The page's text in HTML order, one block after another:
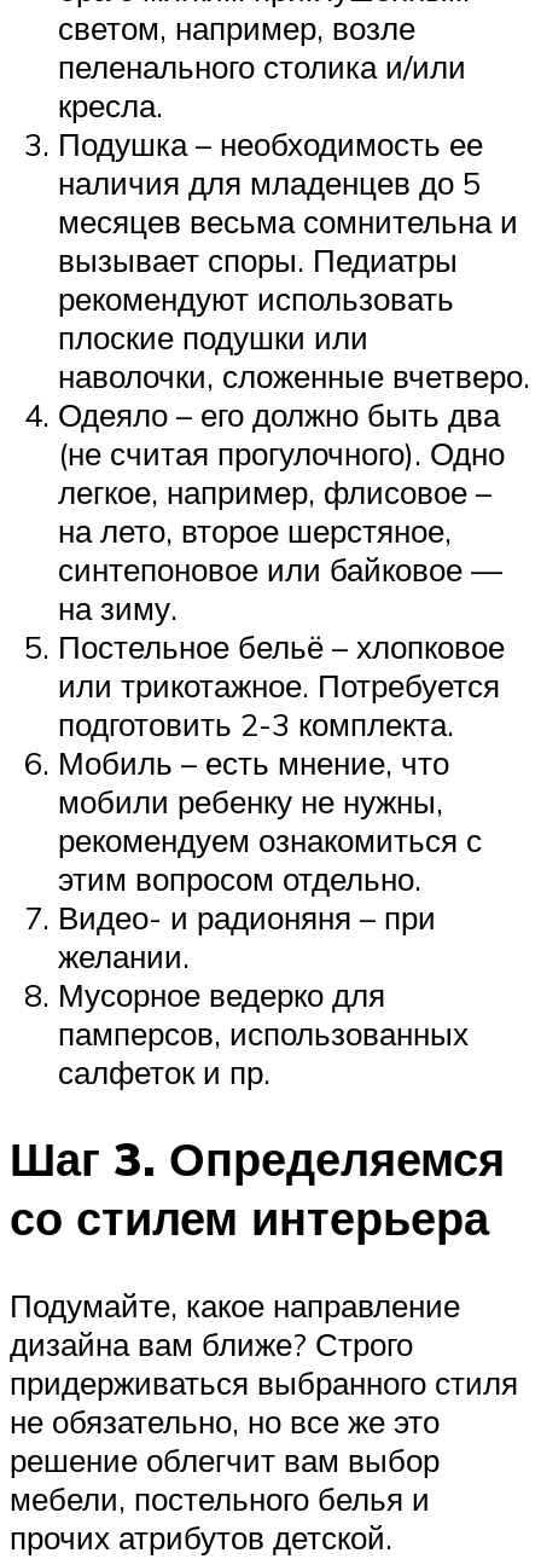
светом, например, возле
пеленального столика и/или
кресла.
Подушка – необходимость ее
наличия для младенцев до 5
месяцев весьма сомнительна и
вызывает споры. Педиатры
рекомендуют использовать
плоские подушки или
наволочки, сложенные вчетверо.
Одеяло – его должно быть два
(не считая прогулочного). Одно
легкое, например, флисовое –
на лето, второе шерстяное,
синтепоновое или байковое —
на зиму.
Постельное бельё – хлопковое
или трикотажное. Потребуется
подготовить 2-3 комплекта.
Мобиль – есть мнение, что
мобили ребенку не нужны,
рекомендуем ознакомиться с
этим вопросом отдельно.
Видео- и радионяня – при
желании.
Мусорное ведерко для
памперсов, использованных
салфеток и пр.
Шаг 3. Определяемся
со стилем интерьера
Подумайте, какое направление
дизайна вам ближе? Строго
придерживаться выбранного стиля
не обязательно, но все же это
решение облегчит вам выбор
мебели, постельного белья и
прочих атрибутов детской.